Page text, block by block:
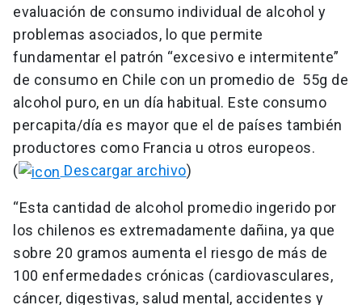
evaluación de consumo individual de alcohol y
problemas asociados, lo que permite
fundamentar el patrón “excesivo e intermitente”
de consumo en Chile con un promedio de 55g de
alcohol puro, en un día habitual. Este consumo
percapita/día es mayor que el de países también
productores como Francia u otros europeos.
(
Descargar archivo)
“Esta cantidad de alcohol promedio ingerido por
los chilenos es extremadamente dañina, ya que
sobre 20 gramos aumenta el riesgo de más de
100 enfermedades crónicas (cardiovasculares,
cáncer, digestivas, salud mental, accidentes y